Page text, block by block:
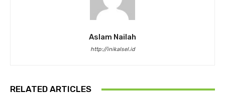
Aslam Nailah
http://inikalsel.id
RELATED ARTICLES